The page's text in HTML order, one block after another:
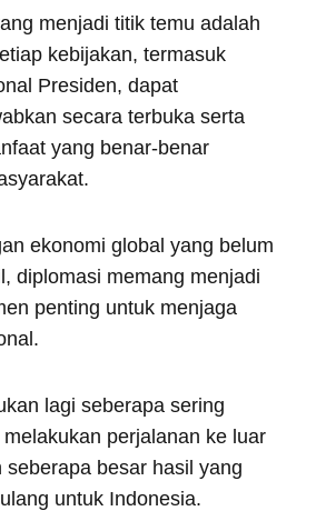
menjadi titik temu adalah
kebijakan, termasuk
Presiden, dapat
secara terbuka serta
yang benar-benar
ekonomi global yang belum
diplomasi memang menjadi
penting untuk menjaga
lagi seberapa sering
perjalanan ke luar
seberapa besar hasil yang
untuk Indonesia.